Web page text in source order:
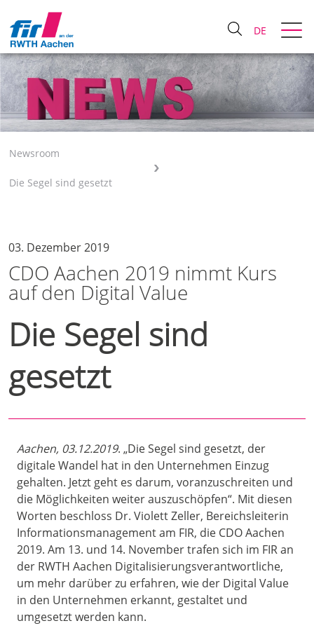
DE
Newsroom
Die Segel sind gesetzt
03. Dezember 2019
CDO Aachen 2019 nimmt Kurs
auf den Digital Value
Die Segel sind
gesetzt
Aachen, 03.12.2019. „Die Segel sind gesetzt, der
digitale Wandel hat in den Unternehmen Einzug
gehalten. Jetzt geht es darum, voranzuschreiten und
die Möglichkeiten weiter auszuschöpfen“. Mit diesen
Worten beschloss Dr. Violett Zeller, Bereichsleiterin
Informationsmanagement am FIR, die CDO Aachen
2019. Am 13. und 14. November trafen sich im FIR an
der RWTH Aachen Digitalisierungsverantwortliche,
um mehr darüber zu erfahren, wie der Digital Value
in den Unternehmen erkannt, gestaltet und
umgesetzt werden kann.